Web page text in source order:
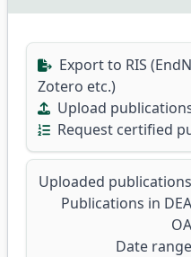
Export to RIS
Zotero etc.)
Upload
Request certified
Uploaded
Publications in
Date